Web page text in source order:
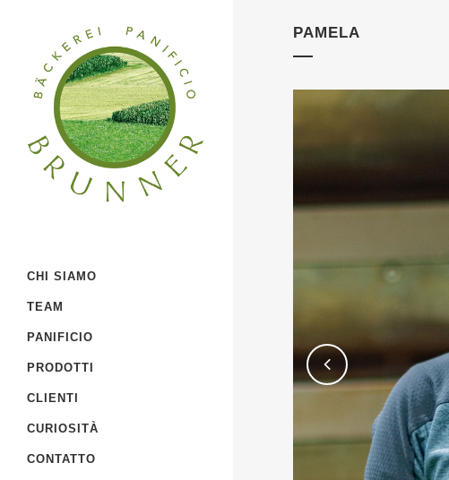
CHI SIAMO
TEAM
PANIFICIO
PRODOTTI
CLIENTI
CURIOSITÀ
CONTATTO
PAMELA